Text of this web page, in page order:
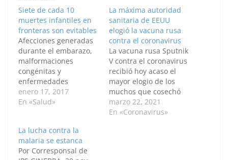
Siete de cada 10
muertes infantiles en
fronteras son evitables
Afecciones generadas
durante el embarazo,
malformaciones
congénitas y
enfermedades
respiratorias,
infecciosas,
principales causas de
mortalidad infantil en
los 77 municipios
enero 17, 2017
En «Salud»
La máxima autoridad
sanitaria de EEUU
elogió la vacuna rusa
contra el coronavirus
La vacuna rusa Sputnik
V contra el coronavirus
recibió hoy acaso el
mayor elogio de los
muchos que cosechó
desde su creación
pionera en agosto de
marzo 22, 2021
En «Coronavirus»
La lucha contra la
malaria se estanca
Por Corresponsal de